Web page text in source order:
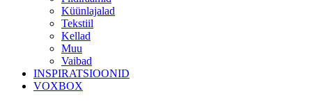
Küünlajalad
Tekstiil
Kellad
Muu
Vaibad
INSPIRATSIOONID
VOXBOX